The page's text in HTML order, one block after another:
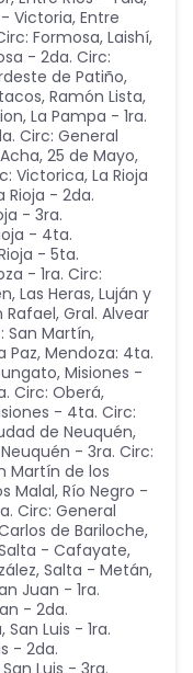
- Victoria, Entre
Formosa, Laishí,
- 2da. Circ:
de Patiño,
Ramón Lista,
, La Pampa - 1ra.
Circ: General
25 de Mayo,
Victorica, La Rioja
Rioja - 2da.
- 3ra.
- 4ta.
- 5ta.
- 1ra. Circ:
Las Heras, Luján y
Gral. Alvear
San Martín,
Paz, Mendoza: 4ta.
, Misiones -
Circ: Oberá,
- 4ta. Circ:
de Neuquén,
Neuquén - 3ra. Circ:
Martín de los
Malal, Río Negro -
Circ: General
de Bariloche,
- Cafayate,
, Salta - Metán,
Juan - 1ra.
- 2da.
, San Luis - 1ra.
- 2da.
San Luis - 3ra.